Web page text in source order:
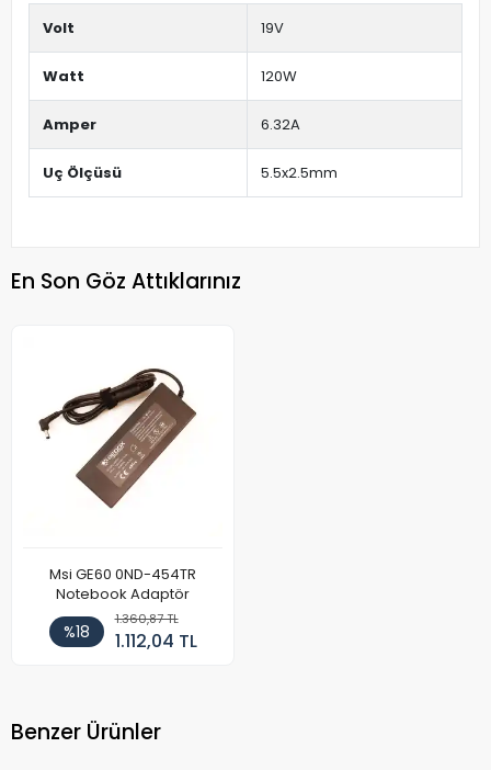
Volt 19V
Watt 120W
Amper 6.32A
Uç Ölçüsü 5.5x2.5mm
En Son Göz Attıklarınız
Msi GE60 0ND-454TR
Notebook Adaptör
%18
1.360,87 TL
1.112,04 TL
Benzer Ürünler